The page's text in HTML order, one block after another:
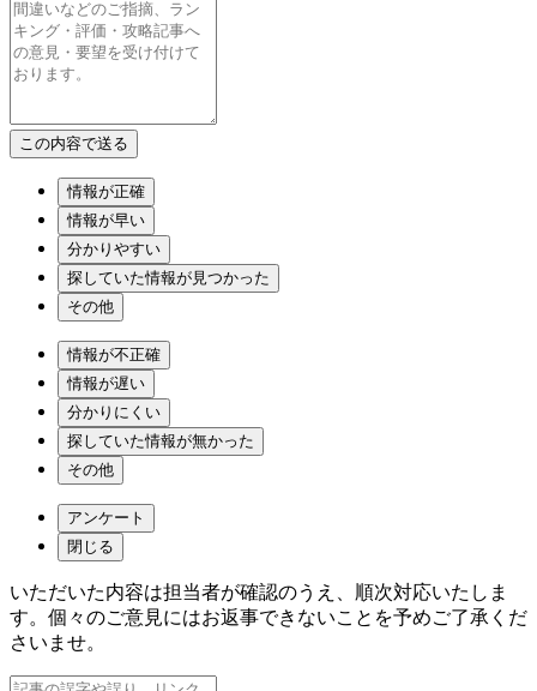
情報が正確
情報が早い
分かりやすい
探していた情報が見つかった
その他
情報が不正確
情報が遅い
分かりにくい
探していた情報が無かった
その他
アンケート
閉じる
いただいた内容は担当者が確認のうえ、順次対応いたしま
す。個々のご意見にはお返事できないことを予めご了承くだ
さいませ。